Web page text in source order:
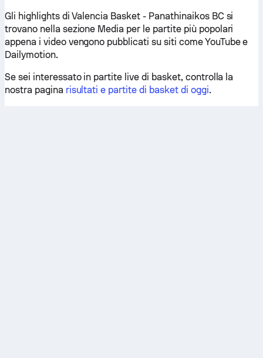
Gli highlights di Valencia Basket - Panathinaikos BC si
trovano nella sezione Media per le partite più popolari
appena i video vengono pubblicati su siti come YouTube e
Dailymotion.
Se sei interessato in partite live di basket, controlla la
nostra pagina risultati e partite di basket di oggi.